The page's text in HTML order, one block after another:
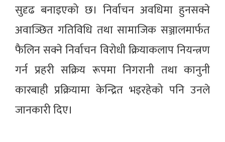
सुदृढ बनाइएको छ। निर्वाचन अवधिमा हुनसक्ने
अवाञ्छित गतिविधि तथा सामाजिक सञ्जालमार्फत
फैलिन सक्ने निर्वाचन विरोधी क्रियाकलाप नियन्त्रण
गर्न प्रहरी सक्रिय रूपमा निगरानी तथा कानुनी
कारबाही प्रक्रियामा केन्द्रित भइरहेको पनि उनले
जानकारी दिए।